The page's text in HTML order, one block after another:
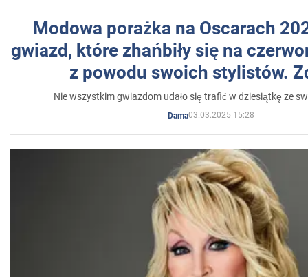
Modowa porażka na Oscarach
gwiazd, które zhańbiły się na
z powodu swoich stylistów.
Nie wszystkim gwiazdom udało się trafić w dziesiątkę ze
Dama03.03.2025 15:28